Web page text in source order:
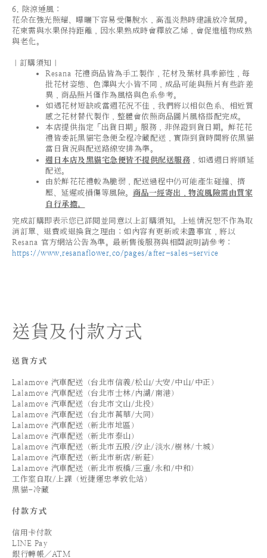
6. 陰涼通風：
花朵在強光照耀、曝曬下容易受傷脫水，高溫炎熱時建議放冷氣房。
花束需與水果保持距離，因水果熟成時會釋放乙烯，會促進植物成熟
與老化。
｜訂購須知｜
Resana 花禮商品皆為手工製作，花材及葉材具季節性，每
批花材姿態、色澤與大小皆不同，成品可能與照片有些許差
異，商品照片僅作為風格與色系參考。
如遇花材短缺或當週花況不佳，我們將以相似色系、相近質
感之花材替代製作，整體會依照商品圖片風格搭配完成。
本店提供指定「出貨日期」服務，非保證到貨日期。鮮花花
禮皆委託黑貓宅急便全程冷藏配送，實際到貨時間將依黑貓
當日貨況與配送路線安排為準。
週日本店及黑貓宅急便皆不提供配送服務 ，如遇週日將順延
配送。
由於鮮花花禮較為脆弱，配送過程中仍可能產生碰撞、擠
壓、延遲或損傷等風險。 商品一經寄出，物流風險需由買家
自行承擔。
完成訂購即表示您已詳閱並同意以上訂購須知。上述情況恕不作為取
消訂單、退費或退換貨之理由；如內容有更新或未盡事宜，將以
Resana 官方網站公告為準。最新售後服務與相關說明請參考：
https://www.resanaflower.co/pages/after-sales-service
送貨及付款方式
送貨方式
Lalamove 汽車配送（台北市信義/松山/大安/中山/中正）
Lalamove 汽車配送（台北市士林/內湖/南港）
Lalamove 汽車配送（台北市文山/北投）
Lalamove 汽車配送（台北市萬華/大同）
Lalamove 汽車配送（新北市地區）
Lalamove 汽車配送（新北市泰山）
Lalamove 汽車配送（新北市五股/汐止/淡水/樹林/土城）
Lalamove 汽車配送（新北市新店/新莊）
Lalamove 汽車配送（新北市板橋/三重/永和/中和）
工作室自取/上課（近捷運忠孝敦化站）
黑貓-冷藏
付款方式
信用卡付款
LINE Pay
銀行轉帳／ATM